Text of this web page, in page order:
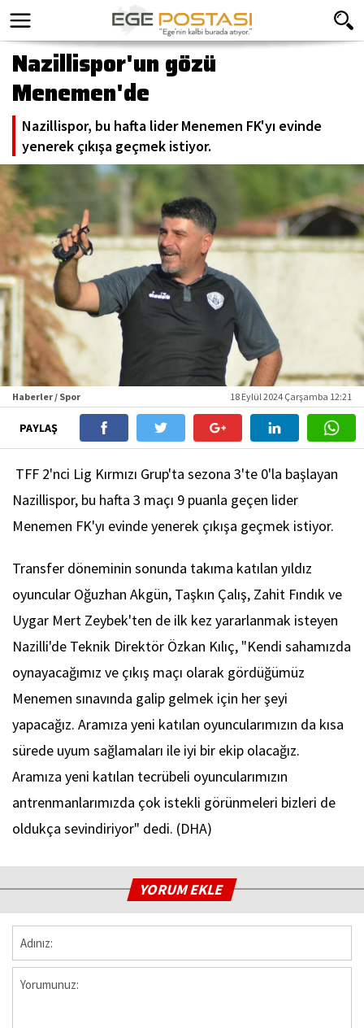
Nazillispor'un gözü
Menemen'de
Nazillispor, bu hafta lider Menemen FK'yı evinde
yenerek çıkışa geçmek istiyor.
Haberler / Spor 18 Eylül 2024 Çarşamba 12:21
PAYLAŞ
TFF 2'nci Lig Kırmızı Grup'ta sezona 3'te 0'la başlayan
Nazillispor, bu hafta 3 maçı 9 puanla geçen lider
Menemen FK'yı evinde yenerek çıkışa geçmek istiyor.
Transfer döneminin sonunda takıma katılan yıldız
oyuncular Oğuzhan Akgün, Taşkın Çalış, Zahit Fındık ve
Uygar Mert Zeybek'ten de ilk kez yararlanmak isteyen
Nazilli'de Teknik Direktör Özkan Kılıç, "Kendi sahamızda
oynayacağımız ve çıkış maçı olarak gördüğümüz
Menemen sınavında galip gelmek için her şeyi
yapacağız. Aramıza yeni katılan oyuncularımızın da kısa
sürede uyum sağlamaları ile iyi bir ekip olacağız.
Aramıza yeni katılan tecrübeli oyuncularımızın
antrenmanlarımızda çok istekli görünmeleri bizleri de
oldukça sevindiriyor" dedi. (DHA)
YORUM EKLE